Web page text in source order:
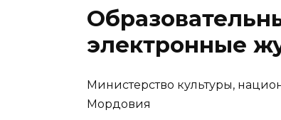
электронные
Министерство культуры,
Мордовия